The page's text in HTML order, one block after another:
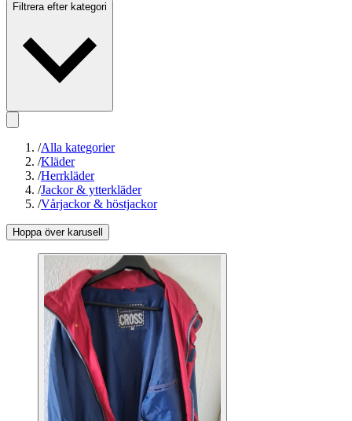
Filtrera efter kategori
/Alla kategorier
/Kläder
/Herrkläder
/Jackor & ytterkläder
/Vårjackor & höstjackor
Hoppa över karusell